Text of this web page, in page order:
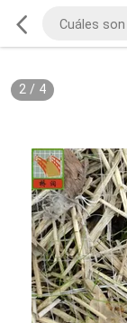
2/ 4